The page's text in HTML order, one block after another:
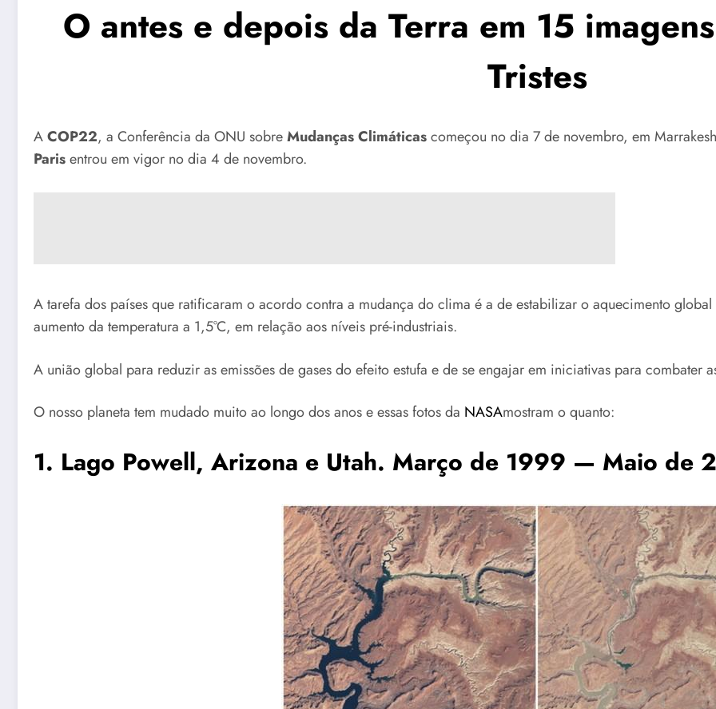
O antes e depois da Terra em 15
Tristes
ACOP22, a Conferência da ONU sobreMudanças Climáticascomeçou no dia 7 de novembro, em
Parisentrou em vigor no dia 4 de novembro.
A tarefa dos países que ratificaram o acordo contra a mudança do clima é a de estabilizar o aquecimento
aumento da temperatura a 1,5°C, em relação aos níveis pré-industriais.
A união global para reduzir as emissões de gases do efeito estufa e de se engajar em iniciativas para combater
O nosso planeta tem mudado muito ao longo dos anos e essas fotos da NASAmostram o quanto:
1. Lago Powell, Arizona e Utah. Março de 1999 — Maio de